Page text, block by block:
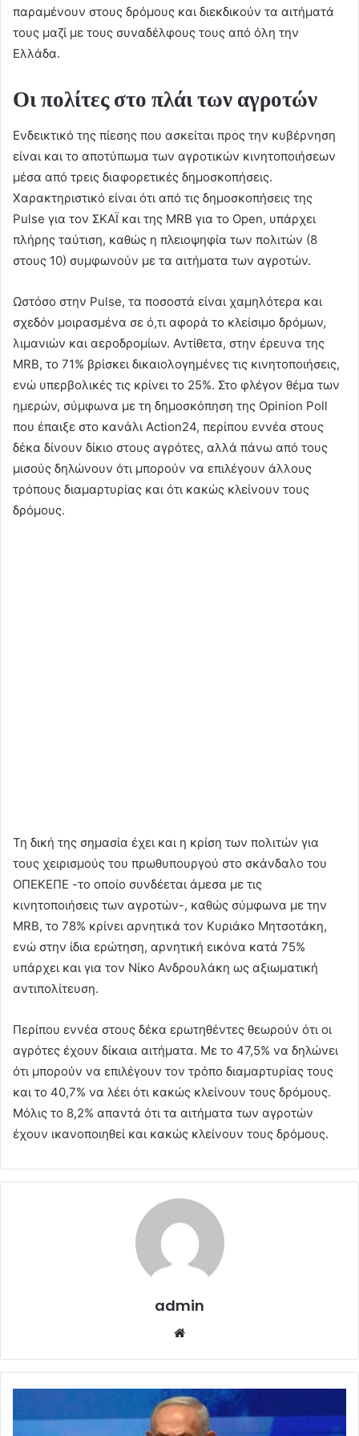
παραμένουν στους δρόμους και διεκδικούν τα αιτήματά
τους μαζί με τους συναδέλφους τους από όλη την
Ελλάδα.
Οι πολίτες στο πλάι των αγροτών
Ενδεικτικό της πίεσης που ασκείται προς την κυβέρνηση
είναι και το αποτύπωμα των αγροτικών κινητοποιήσεων
μέσα από τρεις διαφορετικές δημοσκοπήσεις.
Χαρακτηριστικό είναι ότι από τις δημοσκοπήσεις της
Pulse για τον ΣΚΑΪ και της MRB για το Open, υπάρχει
πλήρης ταύτιση, καθώς η πλειοψηφία των πολιτών (8
στους 10) συμφωνούν με τα αιτήματα των αγροτών.
Ωστόσο στην Pulse, τα ποσοστά είναι χαμηλότερα και
σχεδόν μοιρασμένα σε ό,τι αφορά το κλείσιμο δρόμων,
λιμανιών και αεροδρομίων. Αντίθετα, στην έρευνα της
MRB, το 71% βρίσκει δικαιολογημένες τις κινητοποιήσεις,
ενώ υπερβολικές τις κρίνει το 25%. Στο φλέγον θέμα των
ημερών, σύμφωνα με τη δημοσκόπηση της Opinion Poll
που έπαιξε στο κανάλι Action24, περίπου εννέα στους
δέκα δίνουν δίκιο στους αγρότες, αλλά πάνω από τους
μισούς δηλώνουν ότι μπορούν να επιλέγουν άλλους
τρόπους διαμαρτυρίας και ότι κακώς κλείνουν τους
δρόμους.
Τη δική της σημασία έχει και η κρίση των πολιτών για
τους χειρισμούς του πρωθυπουργού στο σκάνδαλο του
ΟΠΕΚΕΠΕ -το οποίο συνδέεται άμεσα με τις
κινητοποιήσεις των αγροτών-, καθώς σύμφωνα με την
MRB, το 78% κρίνει αρνητικά τον Κυριάκο Μητσοτάκη,
ενώ στην ίδια ερώτηση, αρνητική εικόνα κατά 75%
υπάρχει και για τον Νίκο Ανδρουλάκη ως αξιωματική
αντιπολίτευση.
Περίπου εννέα στους δέκα ερωτηθέντες θεωρούν ότι οι
αγρότες έχουν δίκαια αιτήματα. Με το 47,5% να δηλώνει
ότι μπορούν να επιλέγουν τον τρόπο διαμαρτυρίας τους
και το 40,7% να λέει ότι κακώς κλείνουν τους δρόμους.
Μόλις το 8,2% απαντά ότι τα αιτήματα των αγροτών
έχουν ικανοποιηθεί και κακώς κλείνουν τους δρόμους.
admin